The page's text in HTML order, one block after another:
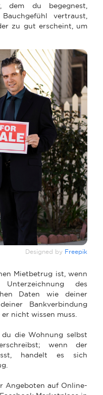
dem du begegnest,
vertraust,
zu gut erscheint, um
Designed by Freepik
Mietbetrug ist, wenn
des
Daten wie deiner
Bankverbindung
nicht wissen muss.
die Wohnung selbst
wenn der
handelt es sich
Angeboten auf Online-